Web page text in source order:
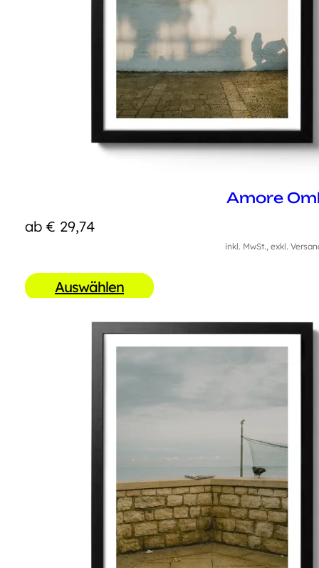
Amore
ab € 29,74
inkl. MwSt., exkl.
Auswählen